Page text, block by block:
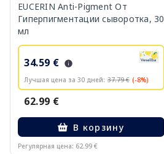
EUCERIN Anti-Pigment От
Гиперпигментации сыворотка, 30
мл
34.59 €
Лучшая цена за 30 дней: 37.79 € (-8%)
62.99 €
В корзину
Регулярная цена: 62.99 €